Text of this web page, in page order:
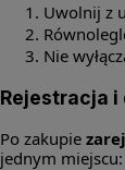
Uwolnij z
Nie
Rejestracja i
Po zakupie
jednym miejscu: